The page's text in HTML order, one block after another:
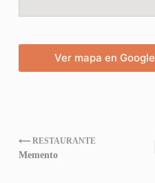
Ver mapa en Google
⟵ RESTAURANTE
Memento